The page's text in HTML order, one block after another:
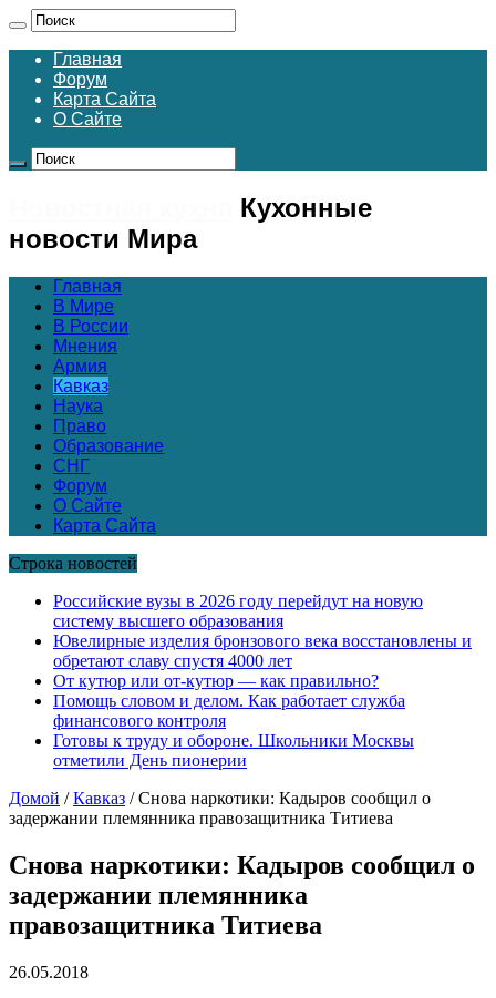
Главная
Форум
Карта Сайта
О Сайте
Кухонные
новости Мира
Главная
В Мире
В России
Мнения
Армия
Кавказ
Наука
Право
Образование
СНГ
Форум
О Сайте
Карта Сайта
Строка новостей
Российские вузы в 2026 году перейдут на новую
систему высшего образования
Ювелирные изделия бронзового века восстановлены и
обретают славу спустя 4000 лет
От кутюр или от-кутюр — как правильно?
Помощь словом и делом. Как работает служба
финансового контроля
Готовы к труду и обороне. Школьники Москвы
отметили День пионерии
Домой / Кавказ / Снова наркотики: Кадыров сообщил о
задержании племянника правозащитника Титиева
Снова наркотики: Кадыров сообщил о
задержании племянника
правозащитника Титиева
26.05.2018